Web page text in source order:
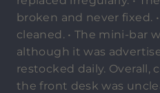
broken and never fixed.
cleaned. • The mini-bar
although it was
restocked daily.
the front desk was